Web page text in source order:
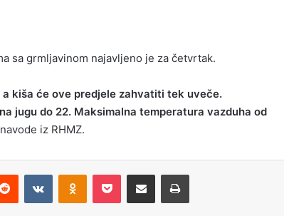
sa grmljavinom najavljeno je za četvrtak.
kiša će ove predjele zahvatiti tek uveče.
jugu do 22. Maksimalna temperatura vazduha od
navode iz RHMZ.